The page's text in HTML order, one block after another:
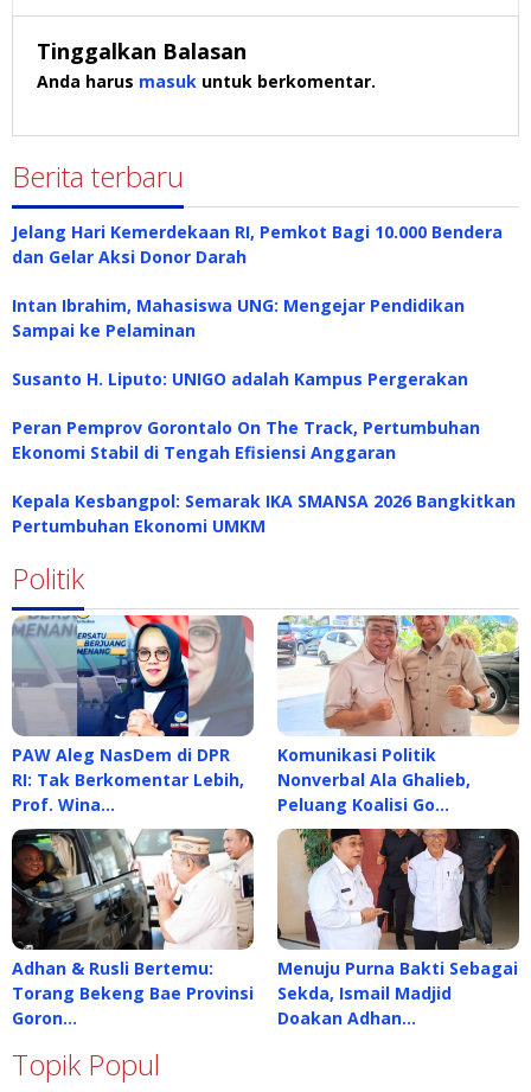
Tinggalkan Balasan
Anda harus masuk untuk berkomentar.
Berita terbaru
Jelang Hari Kemerdekaan RI, Pemkot Bagi 10.000 Bendera
dan Gelar Aksi Donor Darah
Intan Ibrahim, Mahasiswa UNG: Mengejar Pendidikan
Sampai ke Pelaminan
Susanto H. Liputo: UNIGO adalah Kampus Pergerakan
Peran Pemprov Gorontalo On The Track, Pertumbuhan
Ekonomi Stabil di Tengah Efisiensi Anggaran
Kepala Kesbangpol: Semarak IKA SMANSA 2026 Bangkitkan
Pertumbuhan Ekonomi UMKM
Politik
PAW Aleg NasDem di DPR
RI: Tak Berkomentar Lebih,
Prof. Wina…
Komunikasi Politik
Nonverbal Ala Ghalieb,
Peluang Koalisi Go…
Adhan & Rusli Bertemu:
Torang Bekeng Bae Provinsi
Goron…
Menuju Purna Bakti Sebagai
Sekda, Ismail Madjid
Doakan Adhan…
Topik Popul